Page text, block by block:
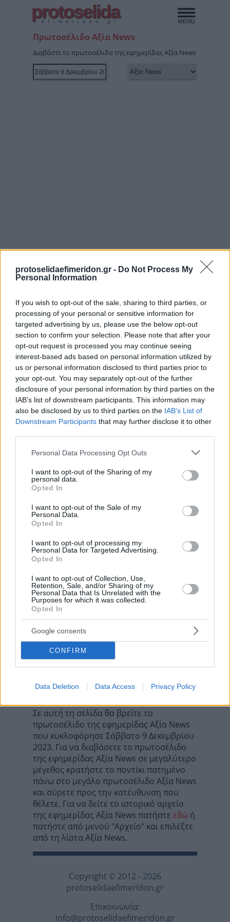
protoselidaefimeridon.gr - Do Not Process My
Personal Information
If you wish to opt-out of the sale, sharing to third parties, or
processing of your personal or sensitive information for
targeted advertising by us, please use the below opt-out
section to confirm your selection. Please note that after your
opt-out request is processed you may continue seeing
interest-based ads based on personal information utilized by
us or personal information disclosed to third parties prior to
your opt-out. You may separately opt-out of the further
disclosure of your personal information by third parties on the
IAB’s list of downstream participants. This information may
also be disclosed by us to third parties on the IAB’s List of
Downstream Participants that may further disclose it to other
Please note that this website/app uses one or more Google
not limited to your visit or usage behaviour. You may click to
grant or deny consent to Google and its third-party tags to
use your data for below specified purposes in below Google
consent section.
Personal Data Processing Opt Outs
I want to opt-out of the Sharing of my
personal data.
Opted In
I want to opt-out of the Sale of my
Personal Data.
Opted In
I want to opt-out of processing my
Personal Data for Targeted Advertising.
Opted In
I want to opt-out of Collection, Use,
Retention, Sale, and/or Sharing of my
Personal Data that Is Unrelated with the
Purposes for which it was collected.
Opted In
Google consents
CONFIRM
Data Deletion Data Access Privacy Policy
protoselida
efimeridon.gr
Πρωτοσέλιδο Αξία News
Διαβάστε το πρωτοσέλιδο της εφημερίδας Αξία News
Προηγούμενη
Αυγή
Επόμενη
Η Άποψη
Κοινοποιήστε
Προηγούμενη
Αυγή
Επόμενη
Η Άποψη
όλους προσωρινά!
Σε αυτή τη σελίδα θα βρείτε το
πρωτοσέλιδο της εφημερίδας Αξία News
που κυκλοφόρησε Σάββατο 9 Δεκεμβρίου
2023. Για να διαβάσετε το πρωτοσέλιδο
της εφημερίδας Αξία News σε μεγαλύτερο
μέγεθος κρατήστε το ποντίκι πατημένο
πάνω στο μεγάλο πρωτοσέλιδο Αξία News
και σύρετε προς την κατέυθυνση που
θέλετε. Για να δείτε το ιστορικό αρχείο
της εφημερίδας Αξία News πατήστε εδώ ή
πατήστε από μενού "Αρχείο" και επιλέξτε
από τη λίστα Αξία News.
Copyright © 2012 - 2026
protoselidaefimeridon.gr
Επικοινωνία:
info@protoselidaefimeridon.gr